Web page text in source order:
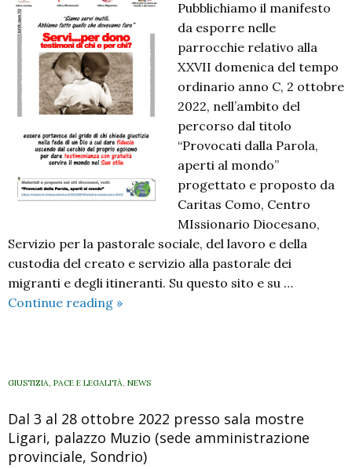
Pubblichiamo il manifesto
da esporre nelle
parrocchie relativo alla
XXVII domenica del tempo
ordinario anno C, 2 ottobre
2022, nell’ambito del
percorso dal titolo
“Provocati dalla Parola,
aperti al mondo”
progettato e proposto da
Caritas Como, Centro
MIssionario Diocesano,
Servizio per la pastorale sociale, del lavoro e della
custodia del creato e servizio alla pastorale dei
migranti e degli itineranti. Su questo sito e su …
Continue reading Provocati
al
Il
manifesto
di
»
GIUSTIZIA, PACE E LEGALITÀ, NEWS
Dal 3 al 28 ottobre 2022 presso sala mostre
Ligari, palazzo Muzio (sede amministrazione
provinciale, Sondrio)